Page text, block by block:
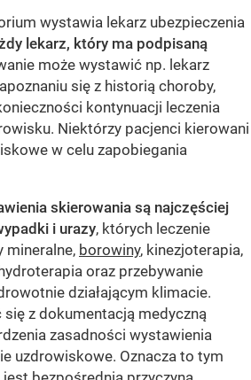
wystawia lekarz ubezpieczenia
lekarz, który ma podpisaną
może wystawić np. lekarz
się z historią choroby,
kontynuacji leczenia
Niektórzy pacjenci kierowani
w celu zapobiegania
skierowania są najczęściej
i urazy, których leczenie
mineralne, borowiny, kinezjoterapia,
oraz przebywanie
działającym klimacie.
się z dokumentacją medyczną
zasadności wystawienia
uzdrowiskowe. Oznacza to tym